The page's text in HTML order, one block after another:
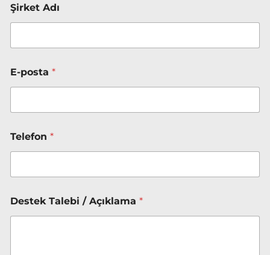
e
s
e
Şirket Adı
E-posta *
Telefon *
Destek Talebi / Açıklama *